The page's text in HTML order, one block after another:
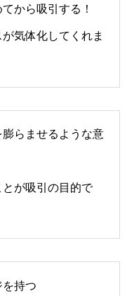
から吸引する！
気体化してくれま
らませるような意
が吸引の目的で
持つ